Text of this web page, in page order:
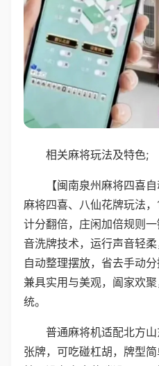
相关麻将玩法及特色;
【闽南泉州麻将四喜
麻将四喜、八仙花牌玩法
计分翻倍，庄闲加倍规则
音洗牌技术，运行声音轻
自动整理摆放，省去手动分
兼具实用与美观，阖家欢
统。
普通麻将机适配北方
张牌，可吃碰杠胡，牌型